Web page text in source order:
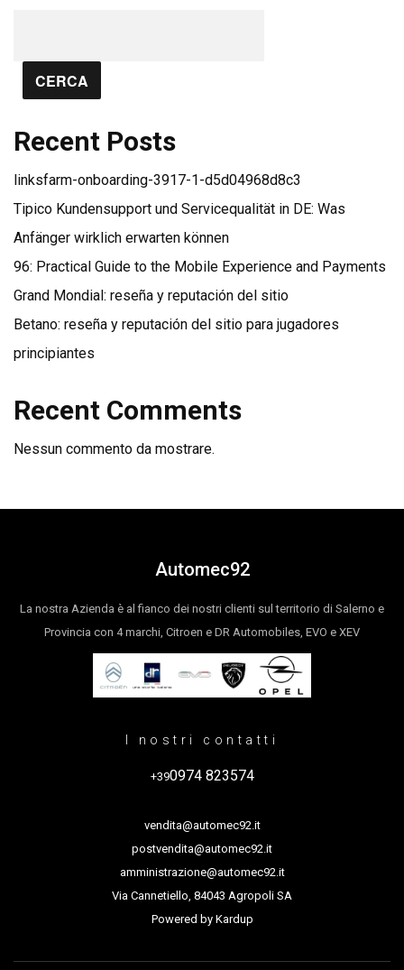
CERCA
Recent Posts
linksfarm-onboarding-3917-1-d5d04968d8c3
Tipico Kundensupport und Servicequalität in DE: Was
Anfänger wirklich erwarten können
96: Practical Guide to the Mobile Experience and Payments
Grand Mondial: reseña y reputación del sitio
Betano: reseña y reputación del sitio para jugadores
principiantes
Recent Comments
Nessun commento da mostrare.
Automec92
La nostra Azienda è al fianco dei nostri clienti sul territorio di Salerno e
Provincia con 4 marchi, Citroen e DR Automobiles, EVO e XEV
I nostri contatti
+390974 823574
vendita@automec92.it
postvendita@automec92.it
amministrazione@automec92.it
Via Cannetiello, 84043 Agropoli SA
Powered by Kardup